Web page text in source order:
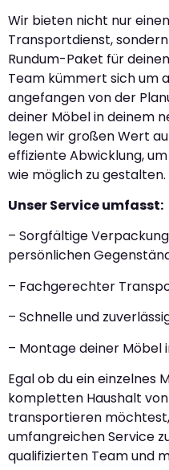
Wir bieten nicht nur
Transportdienst,
Rundum-Paket für
Team kümmert sich um
angefangen von der
deiner Möbel in deinem
legen wir großen Wert
effiziente Abwicklung,
wie möglich zu gestalten.
Unser Service umfasst:
– Sorgfältige
persönlichen
– Fachgerechter
– Schnelle und
– Montage deiner Möbel
Egal ob du ein einzelnes
kompletten Haushalt
transportieren
umfangreichen Service
qualifizierten Team und